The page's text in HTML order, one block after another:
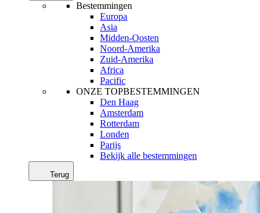
Bestemmingen
Europa
Asia
Midden-Oosten
Noord-Amerika
Zuid-Amerika
Africa
Pacific
ONZE TOPBESTEMMINGEN
Den Haag
Amsterdam
Rotterdam
Londen
Parijs
Bekijk alle bestemmingen
Terug